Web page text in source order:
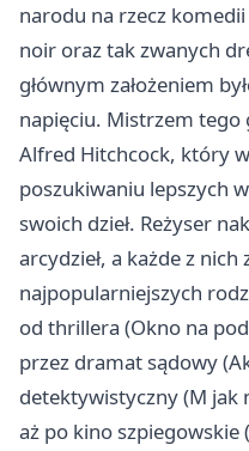
narodu na rzecz
noir oraz tak zwanych
głównym założeniem
napięciu. Mistrzem tego
Alfred Hitchcock, który
poszukiwaniu lepszych
swoich dzieł. Reżyser
arcydzieł, a każde z nich
najpopularniejszych
od thrillera (Okno na
przez dramat sądowy
detektywistyczny (M jak
aż po kino szpiegowskie